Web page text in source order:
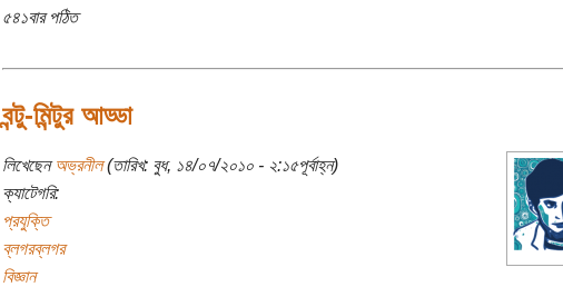
৫৪১বার পঠিত
বন্টু-মিন্টুর আড্ডা
লিখেছেনঅভ্রনীল(তারিখ: বুধ, ১৪/০৭/২০১০ - ২:১৫পূর্বাহ্ন)
ক্যাটেগরি:
প্রযুক্তি
ব্লগরব্লগর
বিজ্ঞান